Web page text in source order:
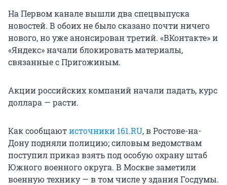
На Первом канале вышли два спецвыпуска
новостей. В обоих не было сказано почти ничего
нового, но уже анонсирован третий. «ВКонтакте» и
«Яндекс» начали блокировать материалы,
связанные с Пригожиным.
Акции российских компаний начали падать, курс
доллара — расти.
Как сообщаютисточники 161.RU, в Ростове-на-
Дону подняли полицию; силовым ведомствам
поступил приказ взять под особую охрану штаб
Южного военного округа. В Москве заметили
военную технику — в том числе у здания Госдумы.